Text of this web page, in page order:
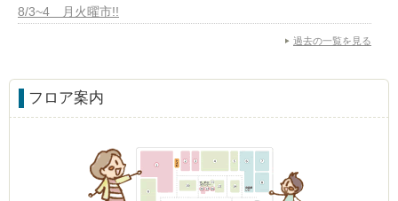
8/3~4 月火曜市!!
過去の一覧を見る
フロア案内